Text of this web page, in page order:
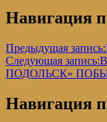
Навигация
Предыдущая запись:
Следующая запись:
ПОДОЛЬСК»
Навигация